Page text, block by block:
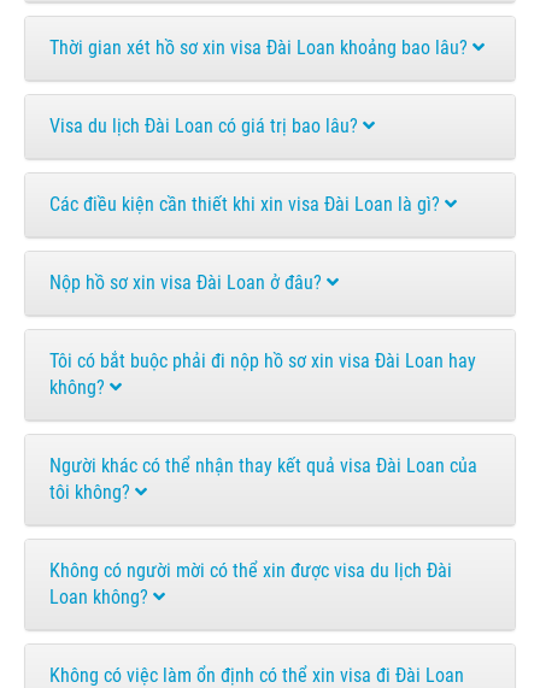
Thời gian xét hồ sơ xin visa Đài Loan khoảng bao lâu?
Visa du lịch Đài Loan có giá trị bao lâu?
Các điều kiện cần thiết khi xin visa Đài Loan là gì?
Nộp hồ sơ xin visa Đài Loan ở đâu?
Tôi có bắt buộc phải đi nộp hồ sơ xin visa Đài Loan hay
không?
Người khác có thể nhận thay kết quả visa Đài Loan của
tôi không?
Không có người mời có thể xin được visa du lịch Đài
Loan không?
Không có việc làm ổn định có thể xin visa đi Đài Loan